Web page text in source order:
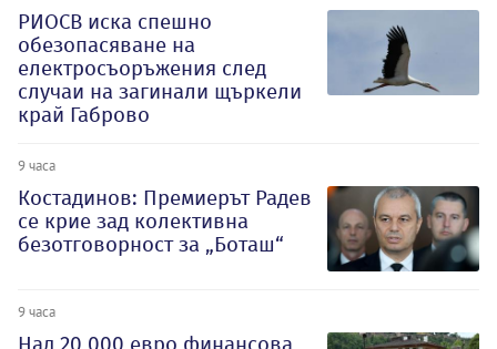
РИОСВ иска спешно
обезопасяване на
електросъоръжения след
случаи на загинали щъркели
край Габрово
9 часа
Костадинов: Премиерът Радев
се крие зад колективна
безотговорност за „Боташ“
9 часа